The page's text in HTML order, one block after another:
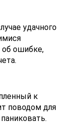
удачного
об ошибке,
к
поводом для